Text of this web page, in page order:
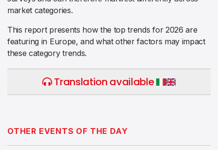
market categories.
This report presents how the top trends for 2026 are
featuring in Europe, and what other factors may impact
these category trends.
Translation available
OTHER EVENTS OF THE DAY